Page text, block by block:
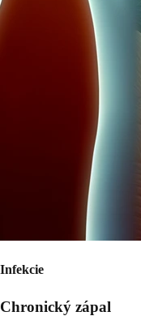
Infekcie
Chronický zápal